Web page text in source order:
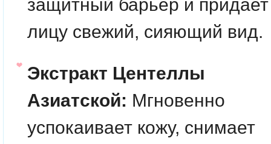
защитный барьер и придает
лицу свежий, сияющий вид.
Экстракт Центеллы
Азиатской: Мгновенно
успокаивает кожу, снимает